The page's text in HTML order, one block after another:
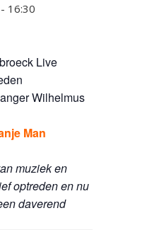
- 16:30
Live
Wilhelmus
Man
muziek en
optreden en nu
daverend